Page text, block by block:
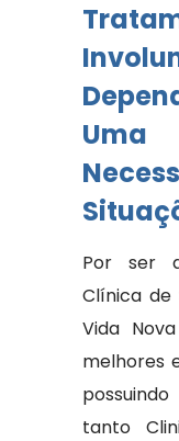
Por ser
Clínica de
Vida
melhores
tanto